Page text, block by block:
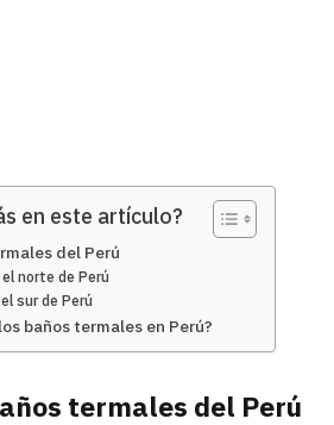
en este artículo?
del Perú
norte de Perú
sur de Perú
baños termales en Perú?
termales del Perú